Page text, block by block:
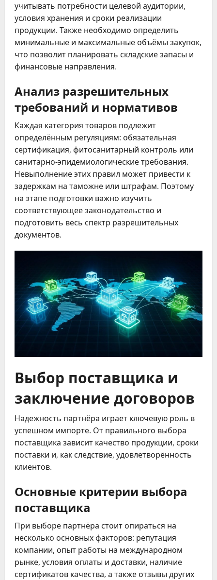
учитывать потребности целевой аудитории,
условия хранения и сроки реализации
продукции. Также необходимо определить
минимальные и максимальные объёмы закупок,
что позволит планировать складские запасы и
финансовые направления.
Анализ разрешительных
требований и нормативов
Каждая категория товаров подлежит
определённым регуляциям: обязательная
сертификация, фитосанитарный контроль или
санитарно-эпидемиологические требования.
Невыполнение этих правил может привести к
задержкам на таможне или штрафам. Поэтому
на этапе подготовки важно изучить
соответствующее законодательство и
подготовить весь спектр разрешительных
документов.
Выбор поставщика и
заключение договоров
Надежность партнёра играет ключевую роль в
успешном импорте. От правильного выбора
поставщика зависит качество продукции, сроки
поставки и, как следствие, удовлетворённость
клиентов.
Основные критерии выбора
поставщика
При выборе партнёра стоит опираться на
несколько основных факторов: репутация
компании, опыт работы на международном
рынке, условия оплаты и доставки, наличие
сертификатов качества, а также отзывы других